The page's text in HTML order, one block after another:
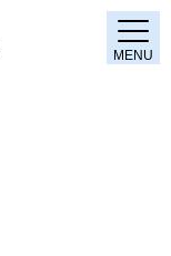
MENU